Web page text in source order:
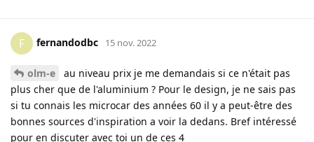
F fernandodbc 15 nov. 2022
olm-e
au niveau prix je me demandais si ce n'était pas
plus cher que de l'aluminium ? Pour le design, je ne sais pas
si tu connais les microcar des années 60 il y a peut-être des
bonnes sources d'inspiration a voir la dedans. Bref intéressé
pour en discuter avec toi un de ces 4